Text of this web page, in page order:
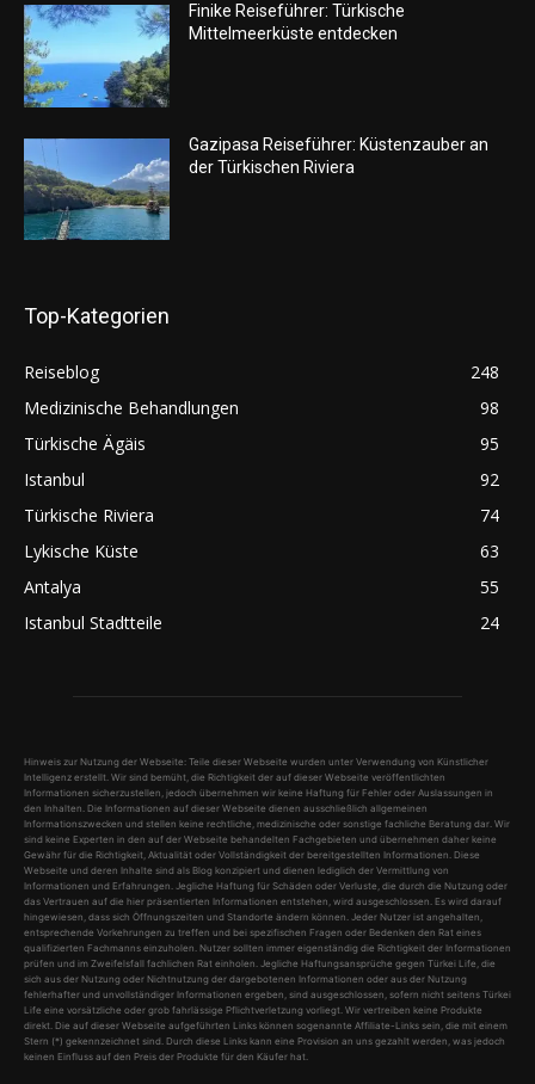
Finike Reiseführer: Türkische
Mittelmeerküste entdecken
Gazipasa Reiseführer: Küstenzauber an
der Türkischen Riviera
Top-Kategorien
Reiseblog
248
Medizinische Behandlungen
98
Türkische Ägäis
95
Istanbul
92
Türkische Riviera
74
Lykische Küste
63
Antalya
55
Istanbul Stadtteile
24
Hinweis zur Nutzung der Webseite: Teile dieser Webseite wurden unter Verwendung von Künstlicher
Intelligenz erstellt. Wir sind bemüht, die Richtigkeit der auf dieser Webseite veröffentlichten
Informationen sicherzustellen, jedoch übernehmen wir keine Haftung für Fehler oder Auslassungen in
den Inhalten. Die Informationen auf dieser Webseite dienen ausschließlich allgemeinen
Informationszwecken und stellen keine rechtliche, medizinische oder sonstige fachliche Beratung dar. Wir
sind keine Experten in den auf der Webseite behandelten Fachgebieten und übernehmen daher keine
Gewähr für die Richtigkeit, Aktualität oder Vollständigkeit der bereitgestellten Informationen. Diese
Webseite und deren Inhalte sind als Blog konzipiert und dienen lediglich der Vermittlung von
Informationen und Erfahrungen. Jegliche Haftung für Schäden oder Verluste, die durch die Nutzung oder
das Vertrauen auf die hier präsentierten Informationen entstehen, wird ausgeschlossen. Es wird darauf
hingewiesen, dass sich Öffnungszeiten und Standorte ändern können. Jeder Nutzer ist angehalten,
entsprechende Vorkehrungen zu treffen und bei spezifischen Fragen oder Bedenken den Rat eines
qualifizierten Fachmanns einzuholen. Nutzer sollten immer eigenständig die Richtigkeit der Informationen
prüfen und im Zweifelsfall fachlichen Rat einholen. Jegliche Haftungsansprüche gegen Türkei Life, die
sich aus der Nutzung oder Nichtnutzung der dargebotenen Informationen oder aus der Nutzung
fehlerhafter und unvollständiger Informationen ergeben, sind ausgeschlossen, sofern nicht seitens Türkei
Life eine vorsätzliche oder grob fahrlässige Pflichtverletzung vorliegt. Wir vertreiben keine Produkte
direkt. Die auf dieser Webseite aufgeführten Links können sogenannte Affiliate-Links sein, die mit einem
Stern (*) gekennzeichnet sind. Durch diese Links kann eine Provision an uns gezahlt werden, was jedoch
keinen Einfluss auf den Preis der Produkte für den Käufer hat.